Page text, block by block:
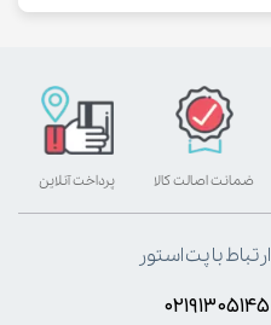
پرداخت آنلاین ضمانت اصالت کالا
ارتباط با پت استور
۰۲۱۹۱۳۰۵۱۴۵